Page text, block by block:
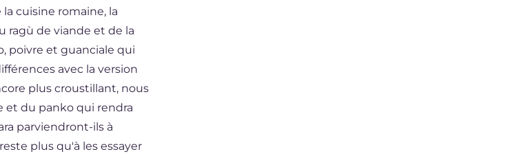
cuisine romaine, la
ragù de viande et de la
poivre et guanciale qui
avec la version
plus croustillant, nous
et du panko qui rendra
parviendront-ils à
plus qu'à les essayer